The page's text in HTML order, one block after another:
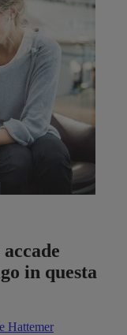
in questa
Hattemer